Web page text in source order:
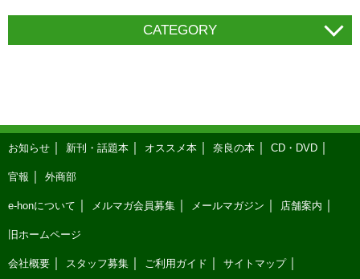
CATEGORY
お知らせ 新刊・話題本 オススメ本 奈良の本 CD・DVD
官報 外商部
e-honについて メルマガ会員募集 メールマガジン 店舗案内
旧ホームページ
会社概要 スタッフ募集 ご利用ガイド サイトマップ